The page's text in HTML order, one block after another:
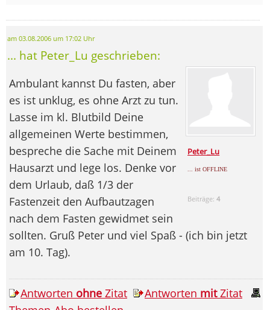
am 03.08.2006 um 17:02 Uhr
... hat Peter_Lu geschrieben:
Peter_Lu
... ist OFFLINE
Beiträge:4
Ambulant kannst Du fasten, aber
es ist unklug, es ohne Arzt zu tun.
Lasse im kl. Blutbild Deine
allgemeinen Werte bestimmen,
bespreche die Sache mit Deinem
Hausarzt und lege los. Denke vor
dem Urlaub, daß 1/3 der
Fastenzeit den Aufbautzagen
nach dem Fasten gewidmet sein
sollten. Gruß Peter und viel Spaß - (ich bin jetzt
am 10. Tag).
Antworten ohne Zitat Antworten mitZitat